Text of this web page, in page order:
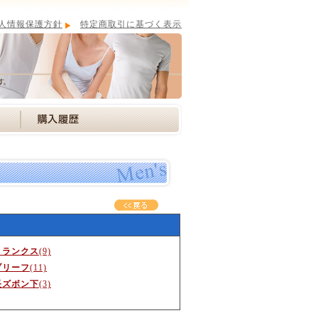
特定商取引に基づく表示
情報保護方針
ランクス(9)
リーフ(11)
ズボン下(3)